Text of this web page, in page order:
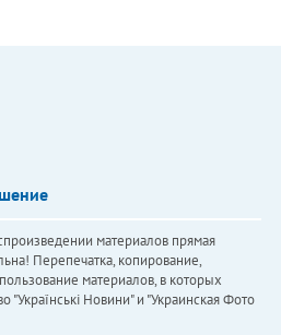
материалов прямая
Перепечатка, копирование,
материалов, в которых
"Українськi Новини" и "Украинская Фото